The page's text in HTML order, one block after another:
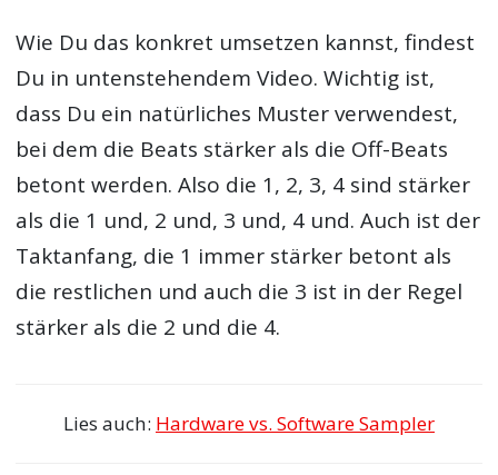
Wie Du das konkret umsetzen kannst, findest
Du in untenstehendem Video. Wichtig ist,
dass Du ein natürliches Muster verwendest,
bei dem die Beats stärker als die Off-Beats
betont werden. Also die 1, 2, 3, 4 sind stärker
als die 1 und, 2 und, 3 und, 4 und. Auch ist der
Taktanfang, die 1 immer stärker betont als
die restlichen und auch die 3 ist in der Regel
stärker als die 2 und die 4.
Lies auch: Hardware vs. Software Sampler